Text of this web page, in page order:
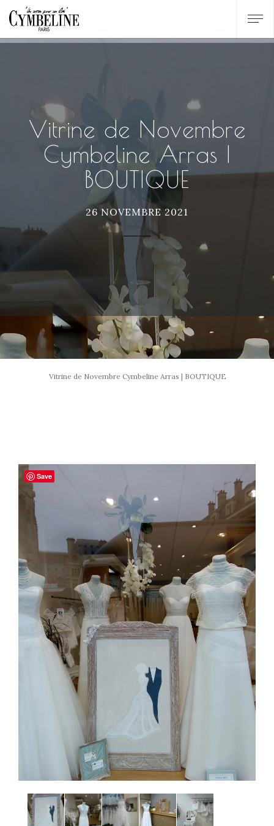
Vitrine de Novembre
Cymbeline Arras |
BOUTIQUE
26 NOVEMBRE 2021
Vitrine de Novembre Cymbeline Arras | BOUTIQUE
Save